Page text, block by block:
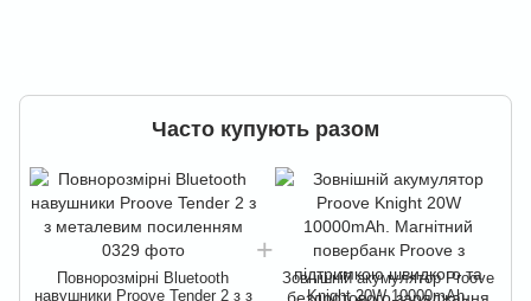
Часто купують разом
Повнорозмірні Bluetooth
навушники Proove Tender 2 з з
Зовнішній акумулятор Proove
Knight 20W 10000mAh.